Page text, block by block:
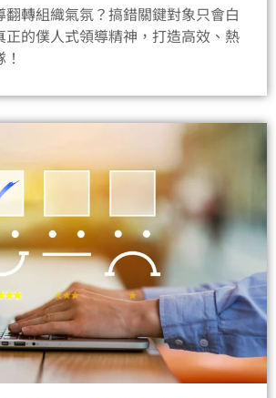
轉組織氣氛？搞錯關鍵對象只會白
正的僕人式領導精神，打造高效、熱